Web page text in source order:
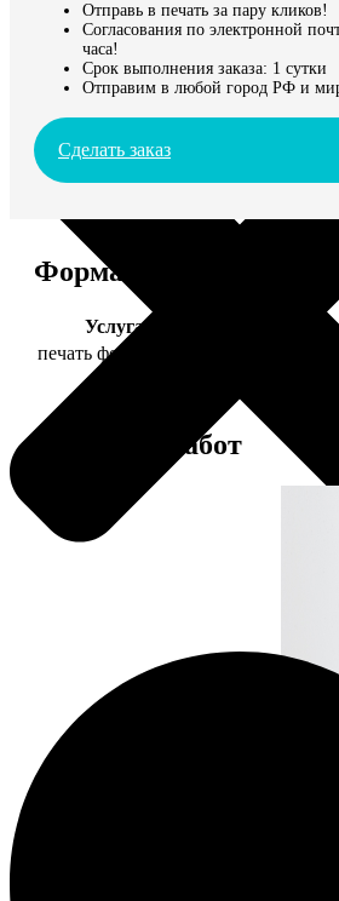
Отправь в печать за пару кликов!
Согласования по электронной
часа!
Срок выполнения заказа: 1 сутки
Отправим в любой город РФ и
Сделать заказ
Форматы и цены
Услуга
печать фото 10х10
Примеры работ